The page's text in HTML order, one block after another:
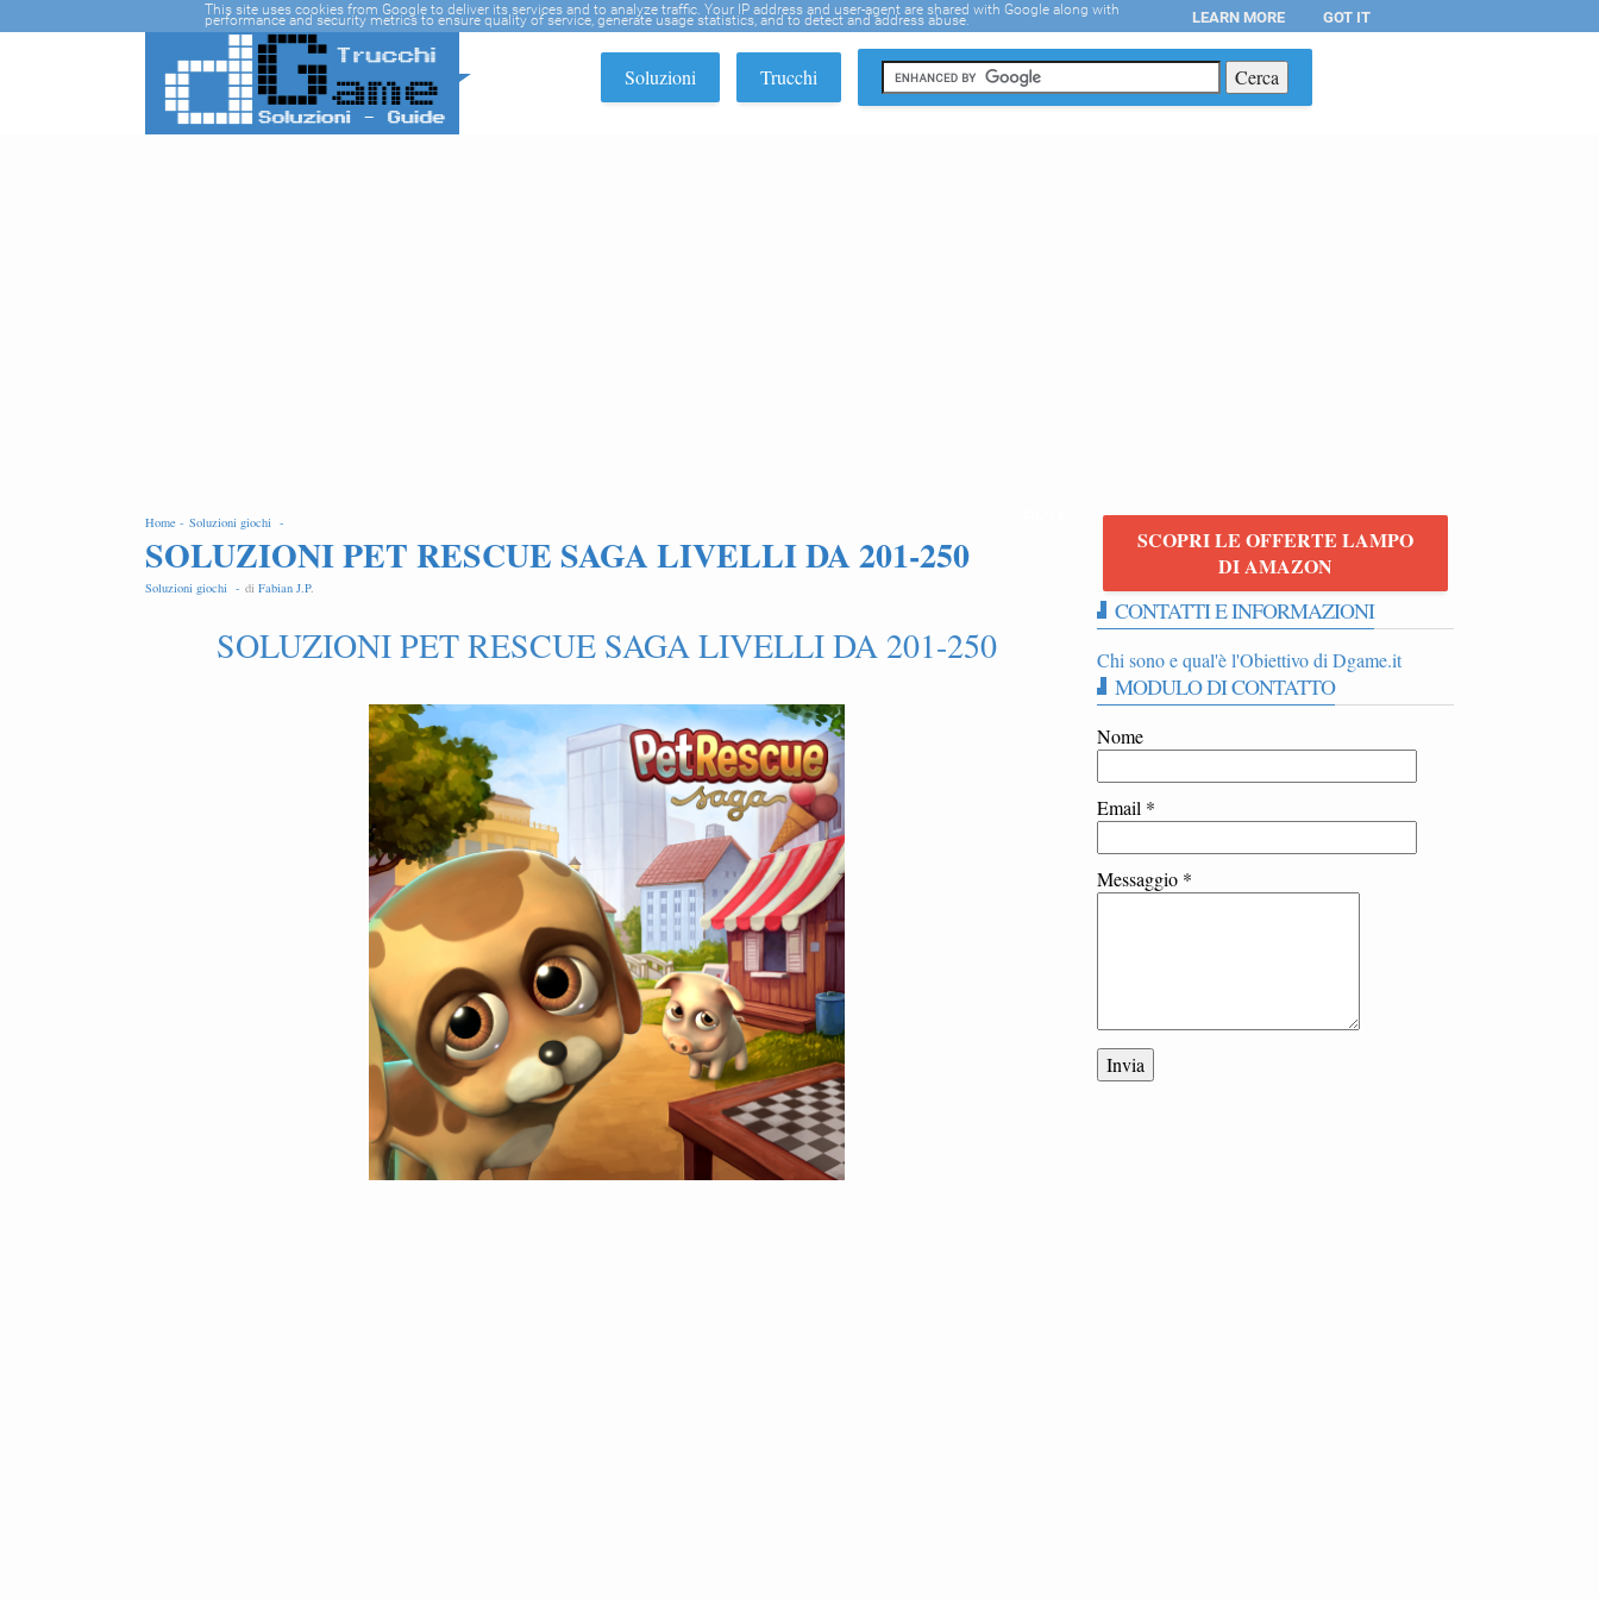
Soluzioni Trucchi
Home - Soluzioni giochi -
SOLUZIONI PET RESCUE SAGA LIVELLI DA 201-250
Soluzioni giochi - di Fabian J.P.
SOLUZIONI PET RESCUE SAGA LIVELLI DA 201-250
SCOPRI LE OFFERTE LAMPO
DI AMAZON
CONTATTI E INFORMAZIONI
Chi sono e qual'è l'Obiettivo di Dgame.it
MODULO DI CONTATTO
Nome
Email *
Messaggio *
This site uses cookies from Google to deliver its services and to analyze traffic. Your IP address and user-agent are shared with Google along with
performance and security metrics to ensure quality of service, generate usage statistics, and to detect and address abuse. LEARN MORE GOT IT